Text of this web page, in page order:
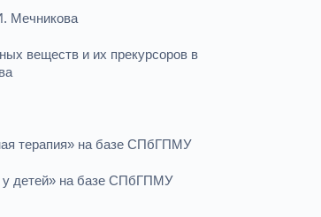
Мечникова
веществ и их прекурсоров в
терапия» на базе СПбГПМУ
у детей» на базе СПбГПМУ